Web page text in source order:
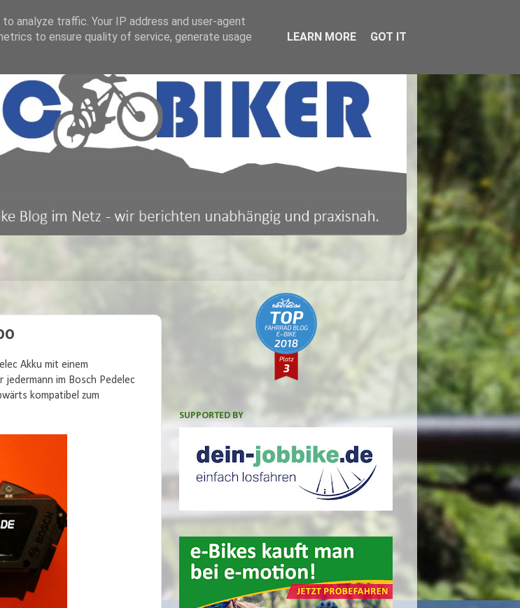
Akku mit einem
im Bosch Pedelec
kompatibel zum
SUPPORTED BY
analyze traffic. Your IP address and user-agent
to ensure quality of service, generate usage
LEARN MORE GOT IT